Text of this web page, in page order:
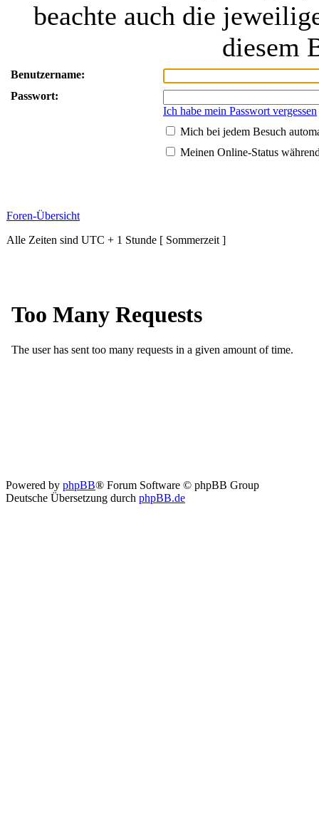
beachte auch die
diesem
Benutzername:
Passwort:
Ich habe mein Passwort vergessen
Mich bei jedem Besuch
Meinen Online-Status
Foren-Übersicht
Alle Zeiten sind UTC + 1 Stunde [ Sommerzeit ]
Powered by phpBB® Forum Software © phpBB Group
Deutsche Übersetzung durch phpBB.de